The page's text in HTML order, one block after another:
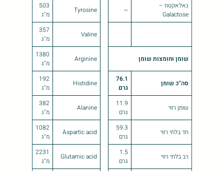
גאלאקטוז –
Galactose
~
Tyrosine
503
מ"ג
Valine
357
מ"ג
שומן וחומצות שומן Arginine
1380
מ"ג
סה"כ שומן
76.1
גרם
Histidine
192
מ"ג
שומן רווי
11.9
גרם
Alanine
382
מ"ג
חד בלתי רווי
59.3
גרם
Aspartic acid
1082
מ"ג
רב בלתי רווי
1.5
גרם
Glutamic acid
2231
מ"ג